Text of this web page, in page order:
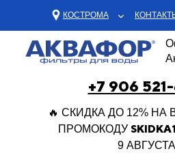
+7 906
КОСТРОМА
🔥 СКИДКА ДО 12%
ПРОМОКОДУ
9 АВГУСТА